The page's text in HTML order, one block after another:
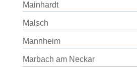
Mainhardt
Malsch
Mannheim
Marbach am Neckar